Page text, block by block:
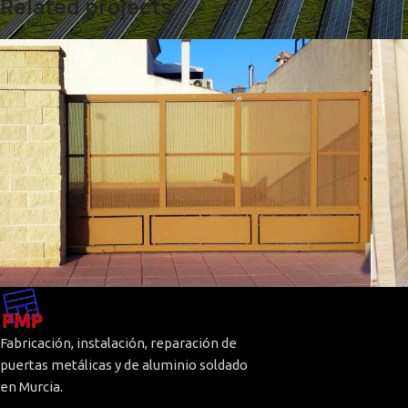
Related projects
Puerta corredera
Puerta corredera
Fabricación, instalación, reparación de
puertas metálicas y de aluminio soldado
en Murcia.